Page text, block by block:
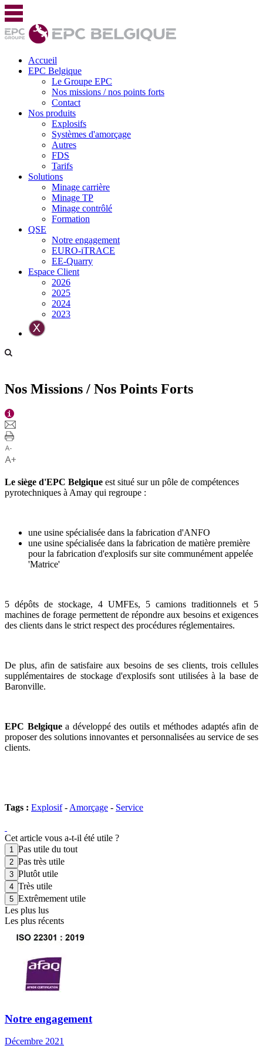
Accueil
EPC Belgique
Le Groupe EPC
Nos missions / nos points forts
Contact
Nos produits
Explosifs
Systèmes d'amorçage
Autres
FDS
Tarifs
Solutions
Minage carrière
Minage TP
Minage contrôlé
Formation
QSE
Notre engagement
EURO-iTRACE
EE-Quarry
Espace Client
2026
2025
2024
2023
Nos Missions / Nos Points Forts
Le siège d'EPC Belgique est situé sur un pôle de compétences
pyrotechniques à Amay qui regroupe :
une usine spécialisée dans la fabrication d'ANFO
une usine spécialisée dans la fabrication de matière première
pour la fabrication d'explosifs sur site communément appelée
'Matrice'
5 dépôts de stockage, 4 UMFEs, 5 camions traditionnels et 5
machines de forage permettent de répondre aux besoins et exigences
des clients dans le strict respect des procédures réglementaires.
De plus, afin de satisfaire aux besoins de ses clients, trois cellules
supplémentaires de stockage d'explosifs sont utilisées à la base de
Baronville.
EPC Belgiquea développé des outils et méthodes adaptés afin de
proposer des solutions innovantes et personnalisées au service de ses
clients.
Tags : Explosif- Amorçage - Service
Cet article vous a-t-il été utile ?
Pas utile du tout
Pas très utile
Plutôt utile
Très utile
Extrêmement utile
Les plus lus
Les plus récents
Notre engagement
Décembre 2021